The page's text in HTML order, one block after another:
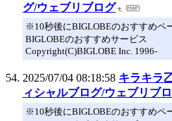
グ/ウェブリブログ
※10秒後にBIGLOBEのおすすめペ
BIGLOBEのおすすめサービス
Copyright(C)BIGLOBE Inc. 1996-
2025/07/04 08:18:58 キラキラ
ィシャルブログ/ウェブリブ
※10秒後にBIGLOBEのおすすめペ